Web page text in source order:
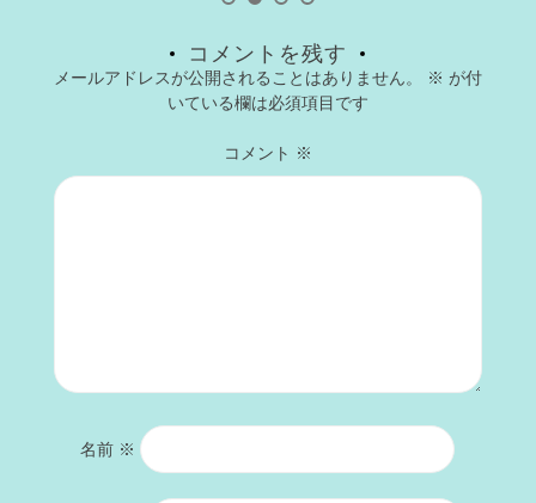
コメントを残す
メールアドレスが公開されることはありません。 ※ が付
いている欄は必須項目です
コメント ※
名前 ※